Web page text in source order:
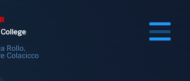
Rollo,
Colacicco